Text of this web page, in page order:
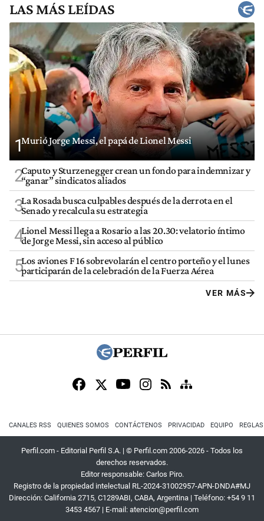
LAS MÁS LEÍDAS
1Murió Jorge Messi, el papá de Lionel Messi
2Caputo y Sturzenegger crean un fondo para indemnizar y
“ganar” sindicatos aliados
3La Rosada busca culpables después de la derrota en el
Senado y recalcula su estrategia
4Lionel Messi llega a Rosario a las 20.30: velatorio íntimo
de Jorge Messi, sin acceso al público
5Los aviones F 16 sobrevolarán el centro porteño y el lunes
participarán de la celebración de la Fuerza Aérea
VER MÁS
CANALES RSS QUIENES SOMOS CONTÁCTENOS PRIVACIDAD EQUIPO
Perfil.com - Editorial Perfil S.A. | © Perfil.com 2006-2026 - Todos los
derechos reservados.
Editor responsable: Carlos Piro.
Registro de la propiedad intelectual RL-2024-31002957-APN-DNDA#MJ
Dirección: California 2715, C1289ABI, CABA, Argentina | Teléfono: +54 9 11
3453 4567 | E-mail: atencion@perfil.com